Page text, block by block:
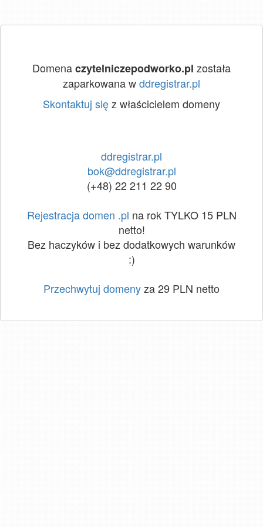
Domenaczytelniczepodworko.pl została
zaparkowana wddregistrar.pl
Skontaktuj sięz właścicielem domeny
ddregistrar.pl
bok@ddregistrar.pl
(+48) 22 211 22 90
Rejestracja domen .pl na rok TYLKO 15 PLN
netto!
Bez haczyków i bez dodatkowych warunków
:)
Przechwytuj domenyza 29 PLN netto